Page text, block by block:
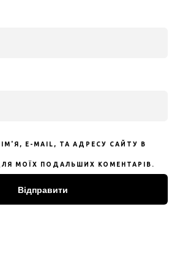
E-MAIL, ТА АДРЕСУ САЙТУ В
МОЇХ ПОДАЛЬШИХ КОМЕНТАРІВ.